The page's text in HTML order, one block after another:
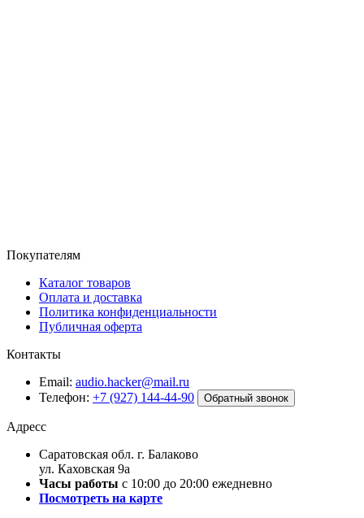
Покупателям
Каталог товаров
Оплата и доставка
Политика конфиденциальности
Публичная оферта
Контакты
Email: audio.hacker@mail.ru
Телефон: +7 (927) 144-44-90 Обратный звонок
Адресс
Саратовская обл. г. Балаково
ул. Каховская 9а
Часы работы с 10:00 до 20:00 ежедневно
Посмотреть на карте